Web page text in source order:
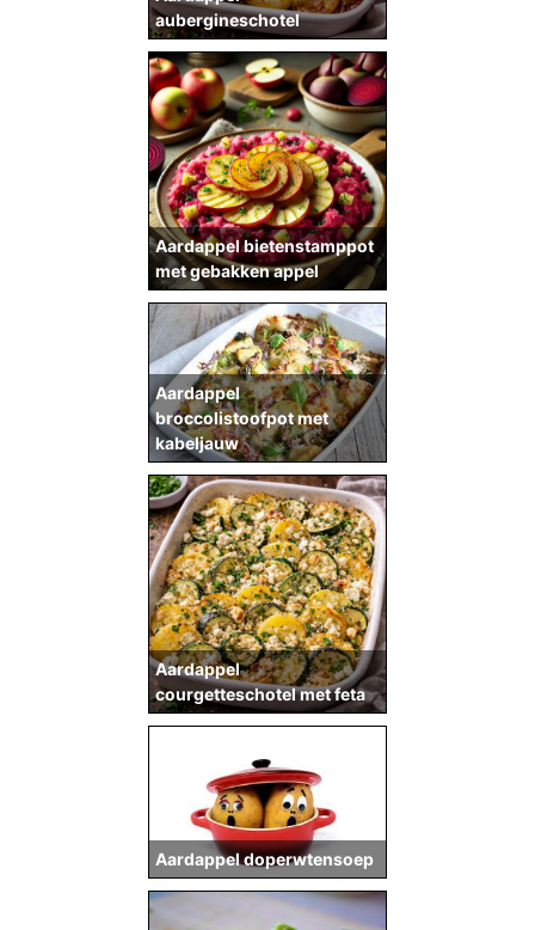
aubergineschotel
Aardappel bietenstamppot
met gebakken appel
Aardappel
broccolistoofpot met
kabeljauw
Aardappel
courgetteschotel met feta
Aardappel doperwtensoep